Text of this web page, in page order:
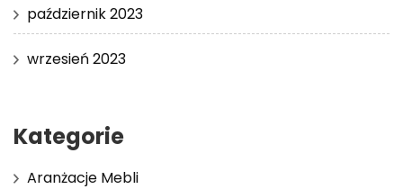
październik 2023
wrzesień 2023
Kategorie
Aranżacje Mebli